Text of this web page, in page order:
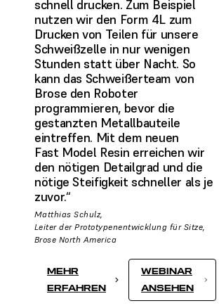
schnell drucken. Zum Beispiel
nutzen wir den Form 4L zum
Drucken von Teilen für unsere
Schweißzelle in nur wenigen
Stunden statt über Nacht. So
kann das Schweißerteam von
Brose den Roboter
programmieren, bevor die
gestanzten Metallbauteile
eintreffen. Mit dem neuen
Fast Model Resin erreichen wir
den nötigen Detailgrad und die
nötige Steifigkeit schneller als je
zuvor.“
Matthias Schulz,
Leiter der Prototypenentwicklung für Sitze,
Brose North America
MEHR
ERFAHREN
WEBINAR
ANSEHEN